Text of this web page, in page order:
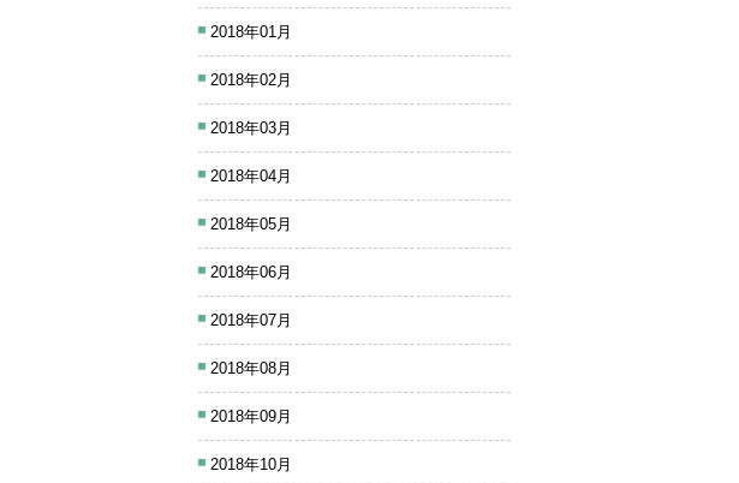
2018年01月
2018年02月
2018年03月
2018年04月
2018年05月
2018年06月
2018年07月
2018年08月
2018年09月
2018年10月